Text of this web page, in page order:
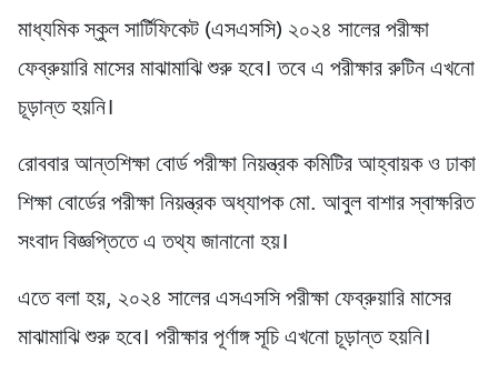
মাধ্যমিক স্কুল সার্টিফিকেট (এসএসসি) ২০২৪ সালের পরীক্ষা
ফেব্রুয়ারি মাসের মাঝামাঝি শুরু হবে। তবে এ পরীক্ষার রুটিন এখনো
চূড়ান্ত হয়নি।
রোববার আন্তশিক্ষা বোর্ড পরীক্ষা নিয়ন্ত্রক কমিটির আহ্বায়ক ও ঢাকা
শিক্ষা বোর্ডের পরীক্ষা নিয়ন্ত্রক অধ্যাপক মো. আবুল বাশার স্বাক্ষরিত
সংবাদ বিজ্ঞপ্তিতে এ তথ্য জানানো হয়।
এতে বলা হয়, ২০২৪ সালের এসএসসি পরীক্ষা ফেব্রুয়ারি মাসের
মাঝামাঝি শুরু হবে। পরীক্ষার পূর্ণাঙ্গ সূচি এখনো চূড়ান্ত হয়নি।